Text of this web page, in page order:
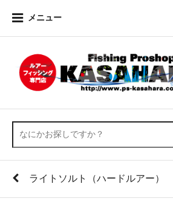
メニュー
ライトソルト（ハードルアー）